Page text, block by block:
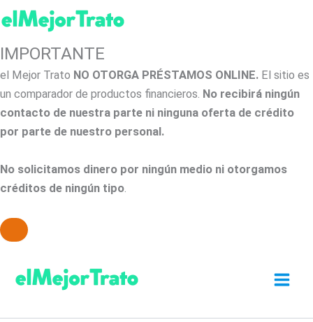
IMPORTANTE
el Mejor Trato NO OTORGA PRÉSTAMOS ONLINE. El sitio es
un comparador de productos financieros. No recibirá ningún
contacto de nuestra parte ni ninguna oferta de crédito
por parte de nuestro personal.
No solicitamos dinero por ningún medio ni otorgamos
créditos de ningún tipo.
contenido